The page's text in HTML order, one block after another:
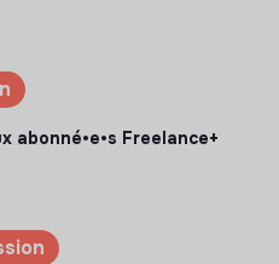
abonné•e•s Freelance+